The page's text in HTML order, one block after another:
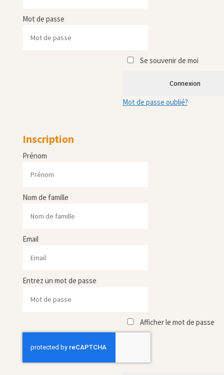
Mot de passe
Se souvenir de moi
Connexion
Mot de passe oublié?
Inscription
Prénom
Nom de famille
Email
Entrez un mot de passe
Afficher le mot de passe